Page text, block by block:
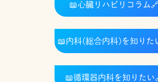
📖心臓リハビリコラム 🔗
📖内科(総合内科)を知りた
📖循環器内科を知りたい